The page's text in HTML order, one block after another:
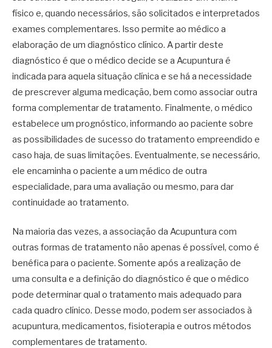
físico e, quando necessários, são solicitados e interpretados
exames complementares. Isso permite ao médico a
elaboração de um diagnóstico clínico. A partir deste
diagnóstico é que o médico decide se a Acupuntura é
indicada para aquela situação clínica e se há a necessidade
de prescrever alguma medicação, bem como associar outra
forma complementar de tratamento. Finalmente, o médico
estabelece um prognóstico, informando ao paciente sobre
as possibilidades de sucesso do tratamento empreendido e
caso haja, de suas limitações. Eventualmente, se necessário,
ele encaminha o paciente a um médico de outra
especialidade, para uma avaliação ou mesmo, para dar
continuidade ao tratamento.
Na maioria das vezes, a associação da Acupuntura com
outras formas de tratamento não apenas é possível, como é
benéfica para o paciente. Somente após a realização de
uma consulta e a definição do diagnóstico é que o médico
pode determinar qual o tratamento mais adequado para
cada quadro clínico. Desse modo, podem ser associados à
acupuntura, medicamentos, fisioterapia e outros métodos
complementares de tratamento.